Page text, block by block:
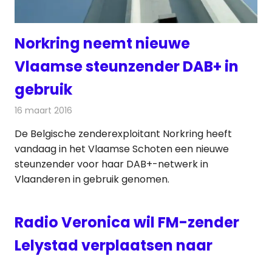
Norkring neemt nieuwe
Vlaamse steunzender DAB+ in
gebruik
16 maart 2016
De Belgische zenderexploitant Norkring heeft
vandaag in het Vlaamse Schoten een nieuwe
steunzender voor haar DAB+-netwerk in
Vlaanderen in gebruik genomen.
Radio Veronica wil FM-zender
Lelystad verplaatsen naar